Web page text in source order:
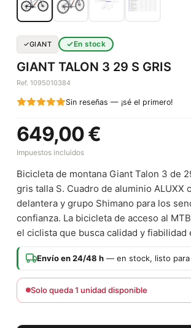
GIANT En stock
GIANT TALON 3 29 S GRIS
Ref. 1095010384
Sin reseñas — ¡sé el primero!
649,00 €
Impuestos incluidos
Bicicleta de montana Giant Talon 3 de
gris talla S. Cuadro de aluminio ALUXX
delantera y grupo Shimano para los
confianza. La bicicleta de acceso al
el ciclista que busca calidad y fiabilidad
Envío en 24/48 h — en stock, listo para
Solo queda 1 unidad disponible